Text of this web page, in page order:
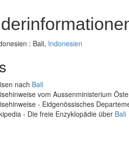
: Bali, Indonesien
nach Bali
vom Aussenministerium
- Eidgenössisches
- Die freie Enzyklopädie über Bali